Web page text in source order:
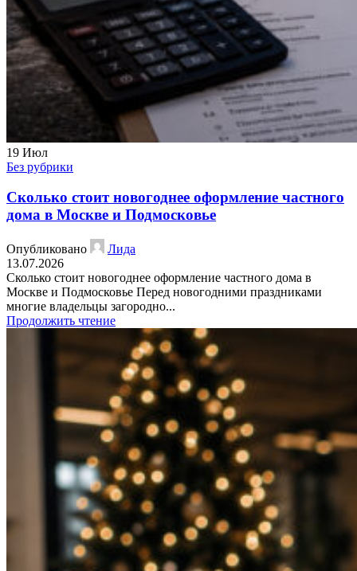
19 Июл
Без рубрики
Сколько стоит новогоднее оформление частного
дома в Москве и Подмосковье
Опубликовано
Лида
13.07.2026
Сколько стоит новогоднее оформление частного дома в
Москве и Подмосковье Перед новогодними праздниками
многие владельцы загородно...
Продолжить чтение